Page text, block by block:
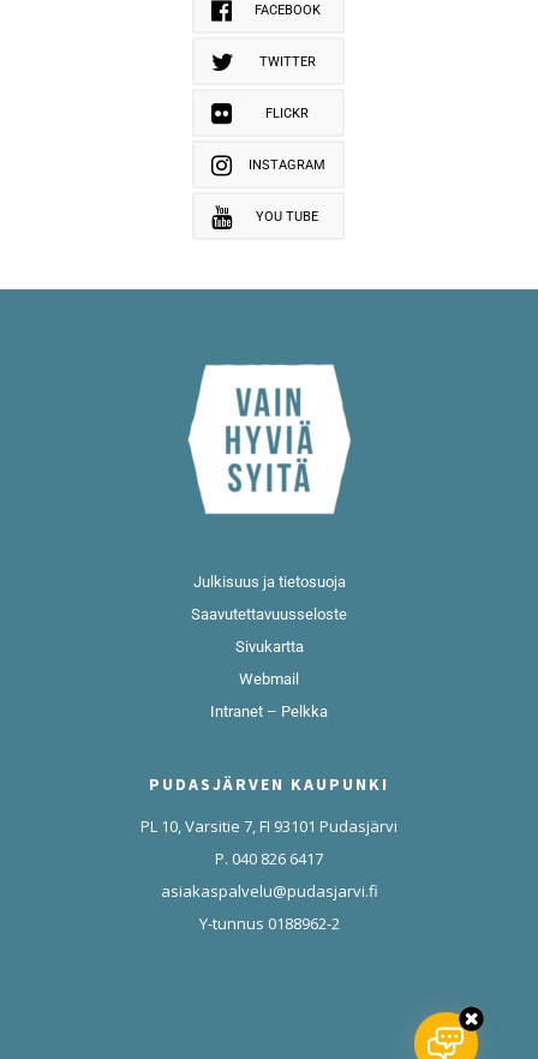
FACEBOOK
TWITTER
FLICKR
INSTAGRAM
YOU TUBE
Julkisuus ja tietosuoja
Saavutettavuusseloste
Sivukartta
Webmail
Intranet – Pelkka
PUDASJÄRVEN KAUPUNKI
PL 10, Varsitie 7, FI 93101 Pudasjärvi
P. 040 826 6417
asiakaspalvelu@pudasjarvi.fi
Y-tunnus 0188962-2